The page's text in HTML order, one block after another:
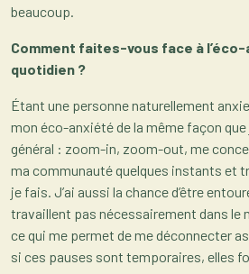
beaucoup.
Comment faites-vous face à
quotidien ?
Étant une personne naturellement
mon éco-anxiété de la même façon
général : zoom-in, zoom-out, me
ma communauté quelques instants et
je fais. J’ai aussi la chance d’être
travaillent pas nécessairement dans le
ce qui me permet de me déconnecter
si ces pauses sont temporaires, elles